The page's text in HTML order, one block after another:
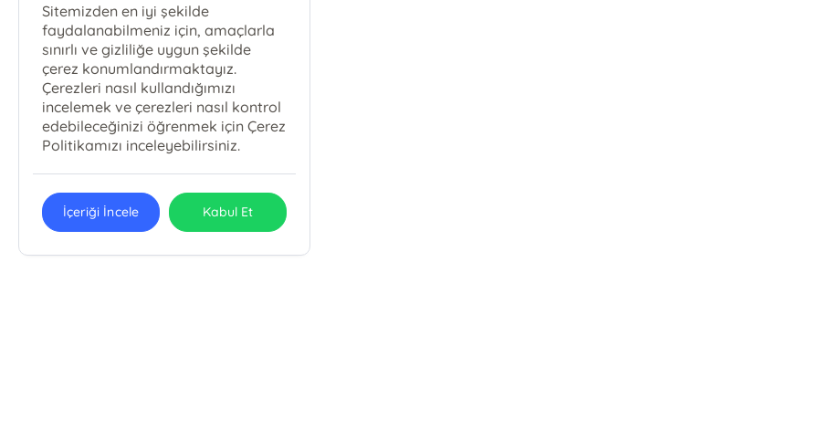
Sitemizden en iyi şekilde
faydalanabilmeniz için, amaçlarla
sınırlı ve gizliliğe uygun şekilde
çerez konumlandırmaktayız.
Çerezleri nasıl kullandığımızı
incelemek ve çerezleri nasıl kontrol
edebileceğinizi öğrenmek için Çerez
Politikamızı inceleyebilirsiniz.
İçeriği İncele Kabul Et